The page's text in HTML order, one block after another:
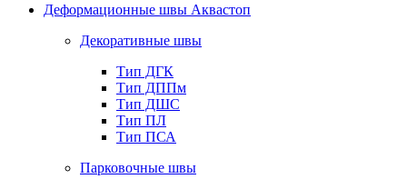
Деформационные швы Аквастоп
Декоративные швы
Тип ДГК
Тип ДППм
Тип ДШС
Тип ПЛ
Тип ПСА
Парковочные швы